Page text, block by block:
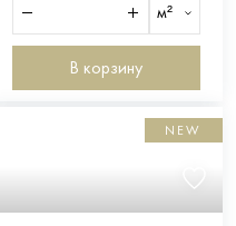
м²
В корзину
NEW